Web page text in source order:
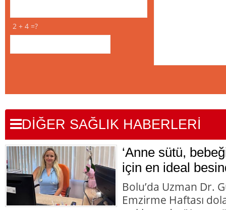
2 + 4 =?
DİĞER SAĞLIK HABERLERİ
‘Anne sütü,
için en ideal
Bolu’da Uzman Dr.
Emzirme Haftası